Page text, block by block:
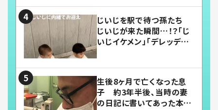
じいじを駅で待つ孫たち
じいじが来た瞬間…！？「じ
いじイケメン」「デレッデレ」
生後8ヶ月で亡くなった息
子 約3年半後、当時の妻
の日記に書いてあった本音